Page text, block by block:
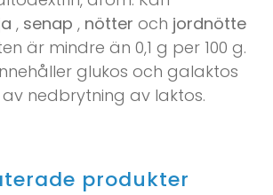
, senap , nötter och jordnötte
är mindre än 0,1 g per 100 g.
glukos och galaktos
nedbrytning av laktos.
produkter